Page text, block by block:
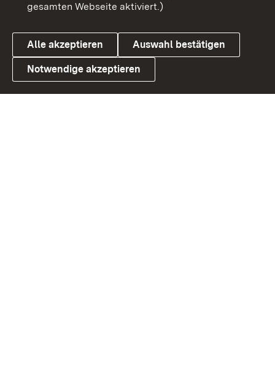
Link zum Landesportal
Cookies
gesamten Webseite aktiviert.)
Alle akzeptieren Auswahl bestätigen
Notwendige akzeptieren